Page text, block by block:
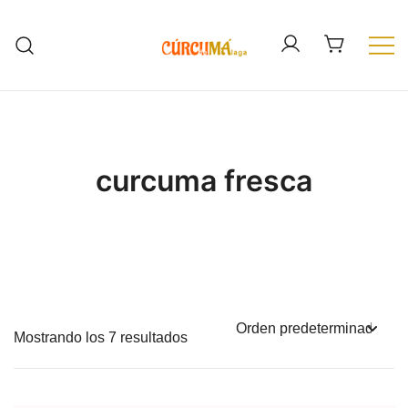
contenido
curcuma fresca
Mostrando los 7 resultados